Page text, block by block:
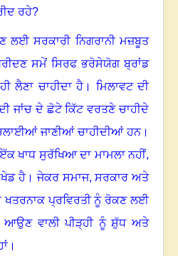
ਰਹੇ?
ਲਈ ਸਰਕਾਰੀ ਨਿਗਰਾਨੀ ਮਜ਼ਬੂਤ
ਸਮੇਂ ਸਿਰਫ ਭਰੋਸੇਯੋਗ ਬ੍ਰਾਂਡ
ਲੈਣਾ ਚਾਹੀਦਾ ਹੈ । ਮਿਲਾਵਟ ਦੀ
ਜਾਂਚ ਦੇ ਛੋਟੇ ਕਿੱਟ ਵਰਤਣੇ ਚਾਹੀਦੇ
ਜਾਣੀਆਂ ਚਾਹੀਦੀਆਂ ਹਨ।
ਖਾਧ ਸੁਰੱਖਿਆ ਦਾ ਮਾਮਲਾ ਨਹੀਂ,
ਖੇਡ ਹੈ ।ਜੇਕਰ ਸਮਾਜ, ਸਰਕਾਰ ਅਤੇ
ਪ੍ਰਵਿਰਤੀ ਨੂੰ ਰੋਕਣ ਲਈ
ਵਾਲੀ ਪੀੜ੍ਹੀ ਨੂੰ ਸ਼ੁੱਧ ਅਤੇ
।